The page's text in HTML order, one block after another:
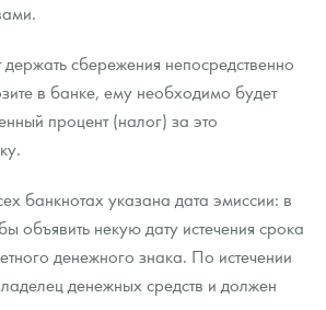
держать сбережения непосредственно
в банке, ему необходимо будет
процент (налог) за это
банкнотах указана дата эмиссии: в
объявить некую дату истечения срока
денежного знака. По истечении
денежных средств и должен